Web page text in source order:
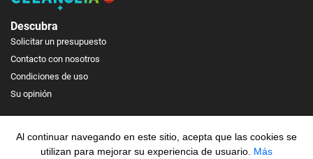
Descubra
Solicitar un presupuesto
Contacto con nosotros
Condiciones de uso
Su opinión
Carta de calidad
Al continuar navegando en este sitio, acepta que las cookies se
utilizan para mejorar su experiencia de usuario.​ Más